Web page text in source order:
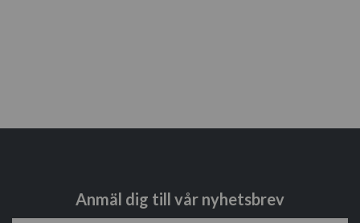
Anmäl dig till vår nyhetsbrev